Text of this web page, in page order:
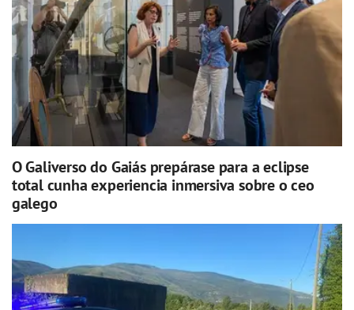
O Galiverso do Gaiás prepárase para a eclipse
total cunha experiencia inmersiva sobre o ceo
galego